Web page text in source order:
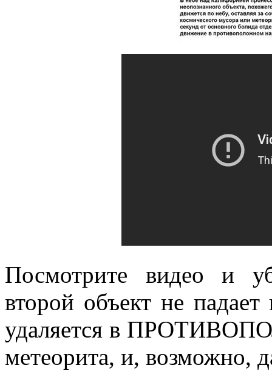
Посмотрите видео и
второй объект не
удаляется в
метеорита, и, возможно,